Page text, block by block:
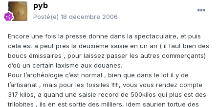
pyb
Posté(e) 18 décembre 2006
Encore une fois la presse donne dans la spectaculaire, et puis
cela est a peut pres la deuxième saisie en un an ( il faut bien des
boucs émissaires , pour laissez passer les autres commerçants)
d’où un certain laxisme aux douanes.
Pour l’archéologie c’est normal , bien que dans le lot il y de
l’artisanat , mais pour les fossiles !!!!!, vous vous rendez compte
317 kilos, a quand une saisie record de 500kilos qui plus est des
trilobites , ils en est sortie des milliers, idem saurien tortue des